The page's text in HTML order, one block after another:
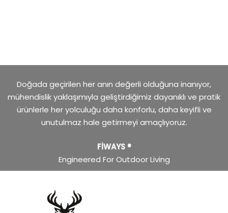
Doğada geçirilen her anın değerli olduğuna inanıyor,
mühendislik yaklaşımıyla geliştirdiğimiz dayanıklı ve pratik
ürünlerle her yolculuğu daha konforlu, daha keyifli ve
unutulmaz hale getirmeyi amaçlıyoruz.
FİWAYS ®
Engineered For Outdoor Living